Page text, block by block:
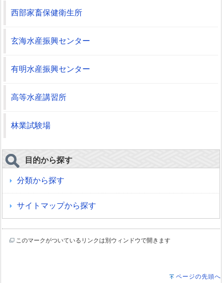
西部家畜保健衛生所
玄海水産振興センター
有明水産振興センター
高等水産講習所
林業試験場
目的から探す
分類から探す
サイトマップから探す
このマークがついているリンクは別ウィンドウで開きます
ページの先頭へ